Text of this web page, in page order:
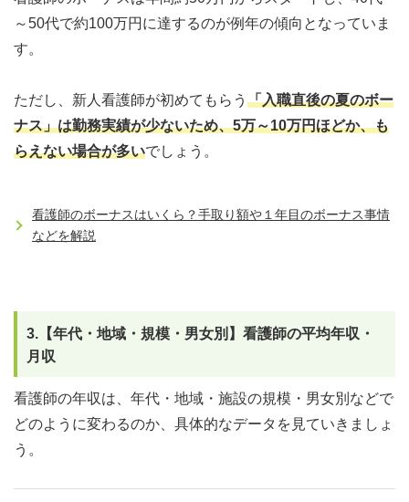
～50代で約100万円に達するのが例年の傾向となっていま
す。
ただし、新人看護師が初めてもらう 「入職直後の夏のボー
ナス」は勤務実績が少ないため、5万～10万円ほどか、も
らえない場合が多いでしょう。
看護師のボーナスはいくら？手取り額や１年目のボーナス事情
などを解説
3.【年代・地域・規模・男女別】看護師の平均年収・
月収
看護師の年収は、年代・地域・施設の規模・男女別などで
どのように変わるのか、具体的なデータを見ていきましょ
う。